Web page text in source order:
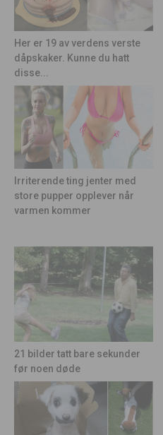
Her er 19 av verdens verste
dåpskaker. Kunne du hatt
disse...
Irriterende ting jenter med
store pupper opplever når
varmen kommer
21 bilder tatt bare sekunder
før noen døde